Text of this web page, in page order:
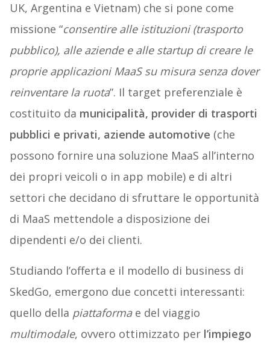
UK, Argentina e Vietnam) che si pone come
missione “consentire alle istituzioni (trasporto
pubblico), alle aziende e alle startup di creare le
proprie applicazioni MaaS su misura senza dover
reinventare la ruota”. Il target preferenziale è
costituito da municipalità, provider di trasporti
pubblici e privati, aziende automotive (che
possono fornire una soluzione MaaS all’interno
dei propri veicoli o in app mobile) e di altri
settori che decidano di sfruttare le opportunità
di MaaS mettendole a disposizione dei
dipendenti e/o dei clienti.
Studiando l’offerta e il modello di business di
SkedGo, emergono due concetti interessanti:
quello della piattaformae del viaggio
multimodale, ovvero ottimizzato per l’impiego